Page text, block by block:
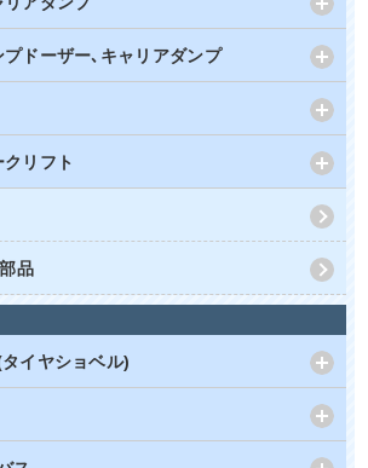
ドーザー､キャリアダンプ
クリフト
品
イヤショベル)